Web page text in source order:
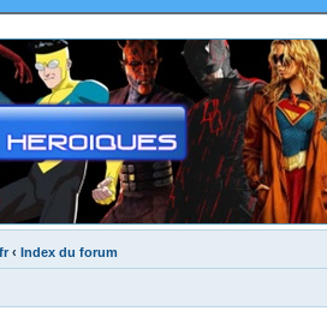
‹ Index du forum